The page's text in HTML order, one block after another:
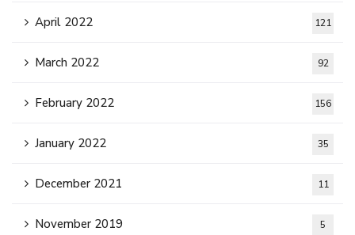
April 2022 121
March 2022 92
February 2022 156
January 2022 35
December 2021 11
November 2019 5